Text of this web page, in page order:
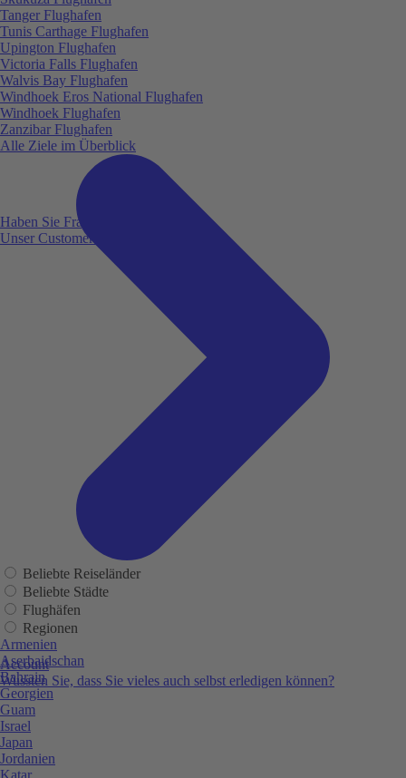
Haben Sie Fragen?
Unser Customer Service ist für Sie da!
Account
Wussten Sie, dass Sie vieles auch selbst erledigen können?
Tanger Flughafen
Tunis Carthage Flughafen
Upington Flughafen
Victoria Falls Flughafen
Walvis Bay Flughafen
Windhoek Eros National Flughafen
Windhoek Flughafen
Zanzibar Flughafen
Alle Ziele im Überblick
Beliebte Reiseländer
Beliebte Städte
Flughäfen
Regionen
Armenien
Aserbaidschan
Bahrain
Georgien
Guam
Israel
Japan
Jordanien
Katar